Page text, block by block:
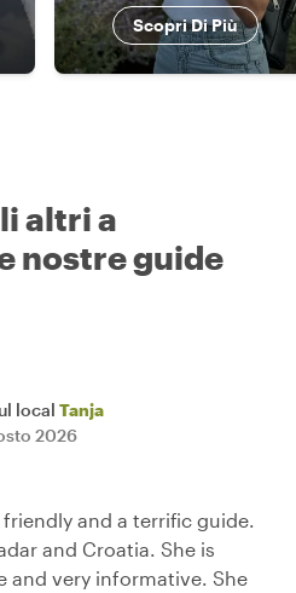
Scopri Di Più
altri a
nostre guide
local Tanja
2026
and a terrific guide.
and Croatia. She is
and very informative. She